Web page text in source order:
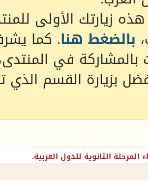
زيارتك الأولى
بالضغط هنا. كما
بالمشاركة في
بزيارة القسم الذي
المرحلة الثانوية للدول العربية.